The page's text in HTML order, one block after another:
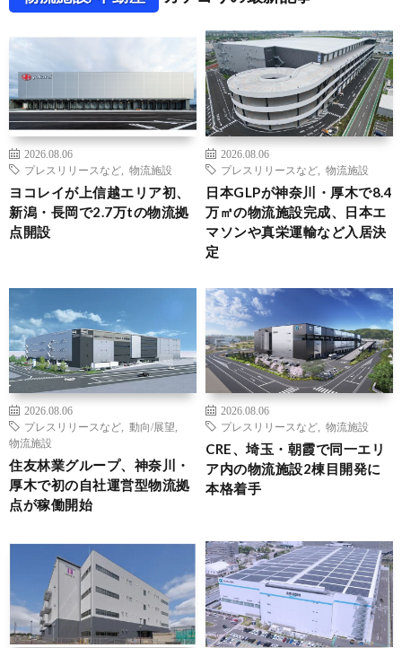
2026.08.06
プレスリリースなど
物流施設
ヨコレイが上信越エリア初、
新潟・長岡で2.7万tの物流拠
点開設
2026.08.06
プレスリリースなど
物流施設
日本GLPが神奈川・厚木で8.4
万㎡の物流施設完成、日本エ
マソンや真栄運輸など入居決
定
2026.08.06
プレスリリースなど
動向/展望
物流施設
住友林業グループ、神奈川・
厚木で初の自社運営型物流拠
点が稼働開始
2026.08.06
プレスリリースなど
物流施設
CRE、埼玉・朝霞で同一エリ
ア内の物流施設2棟目開発に
本格着手